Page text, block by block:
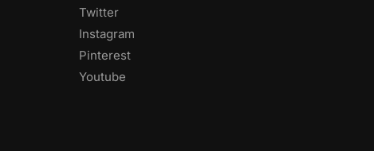
Twitter
Instagram
Pinterest
Youtube